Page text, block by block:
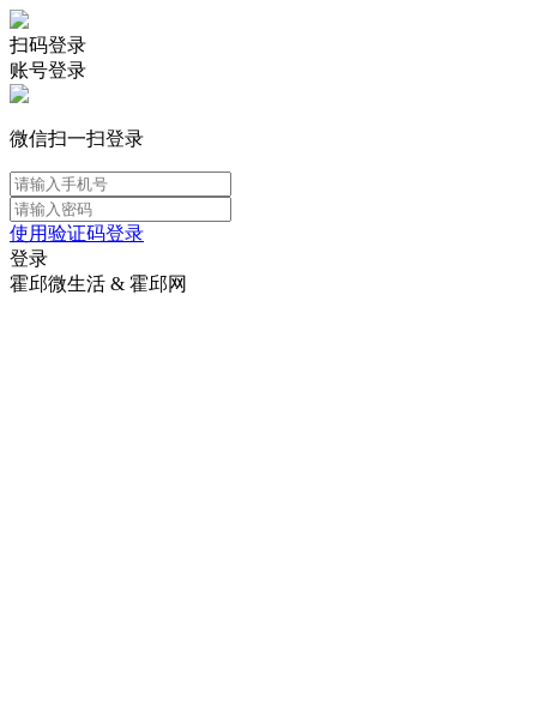
扫码登录
账号登录
微信扫一扫登录
使用验证码登录
登录
霍邱微生活 & 霍邱网